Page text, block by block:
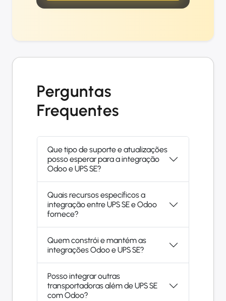
Perguntas
Frequentes
Que tipo de suporte e atualizações
posso esperar para a integração
Odoo e UPS SE?
Quais recursos específicos a
integração entre UPS SE e Odoo
fornece?
Quem constrói e mantém as
integrações Odoo e UPS SE?
Posso integrar outras
transportadoras além de UPS SE
com Odoo?